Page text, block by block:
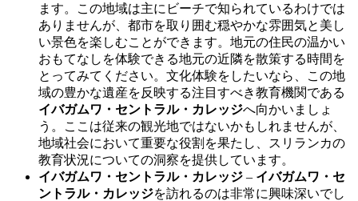
ます。この地域は主にビーチで知られているわけでは
ありませんが、都市を取り囲む穏やかな雰囲気と美し
い景色を楽しむことができます。地元の住民の温かい
おもてなしを体験できる地元の近隣を散策する時間を
とってみてください。文化体験をしたいなら、この地
域の豊かな遺産を反映する注目すべき教育機関である
イバガムワ・セントラル・カレッジへ向かいましょ
う。ここは従来の観光地ではないかもしれませんが、
地域社会において重要な役割を果たし、スリランカの
教育状況についての洞察を提供しています。
イバガムワ・セントラル・カレッジ – イバガムワ・セ
ントラル・カレッジを訪れるのは非常に興味深いでし